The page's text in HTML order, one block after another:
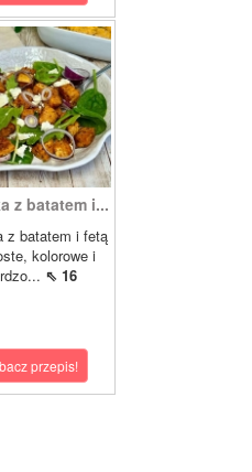
z batatem i...
z batatem i fetą
kolorowe i
⇖ 16
przepis!